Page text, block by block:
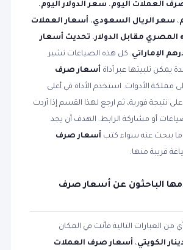
العملات اليوم، سعر الدولار اليوم،
، سعر الريال السعودي، أسعار العملات
المصري مقابل الدولار، تحديث أسعار
الإماراتي. كل هذه الصياغات تشير
يمكن تلبيتها عبر أداة أسعار صرف
مملكة الأدوات. استخدم الأداة في أعلى
نتيجة فورية، ثم ارجع لهذا القسم إذا أردت
أو مشاركة الرابط. الهدف أن يجد
ما يبحث عنه سواء كتب أسعار صرف
قريبة منها.
الباحثون عن أسعار صرف
من العبارات التالية فأنت في المكان
الكويتي، أسعار صرف العملات